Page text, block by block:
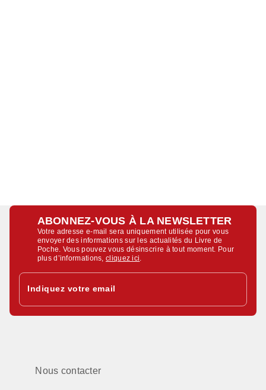
ABONNEZ-VOUS À LA NEWSLETTER
Votre adresse e-mail sera uniquement utilisée pour vous
envoyer des informations sur les actualités du Livre de
Poche. Vous pouvez vous désinscrire à tout moment. Pour
plus d’informations,cliquez ici
Indiquez votre email
Nous contacter